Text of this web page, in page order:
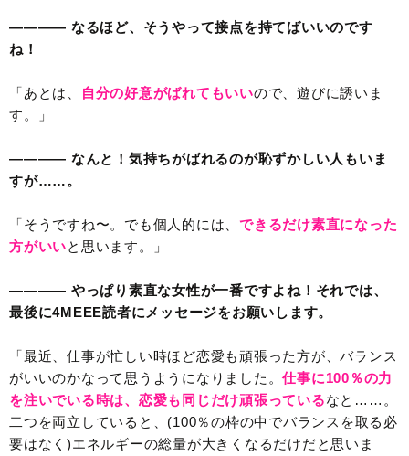
———— なるほど、そうやって接点を持てばいいのです
ね！
「あとは、 自分の好意がばれてもいいので、遊びに誘いま
す。」
———— なんと！気持ちがばれるのが恥ずかしい人もいま
すが……。
「そうですね〜。でも個人的には、 できるだけ素直になった
方がいいと思います。」
———— やっぱり素直な女性が一番ですよね！それでは、
最後に4MEEE読者にメッセージをお願いします。
「最近、仕事が忙しい時ほど恋愛も頑張った方が、バランス
がいいのかなって思うようになりました。仕事に100％の力
を注いでいる時は、恋愛も同じだけ頑張っているなと……。
二つを両立していると、(100％の枠の中でバランスを取る必
要はなく)エネルギーの総量が大きくなるだけだと思いま